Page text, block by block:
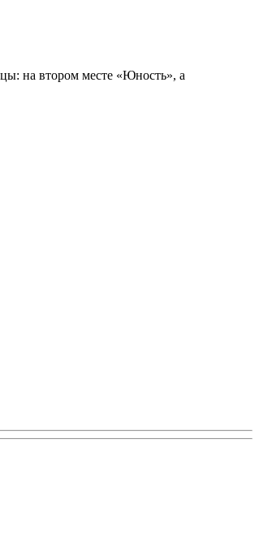
на втором месте «Юность», а